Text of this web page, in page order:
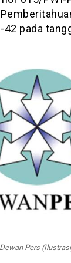
pada
Dewan Pers